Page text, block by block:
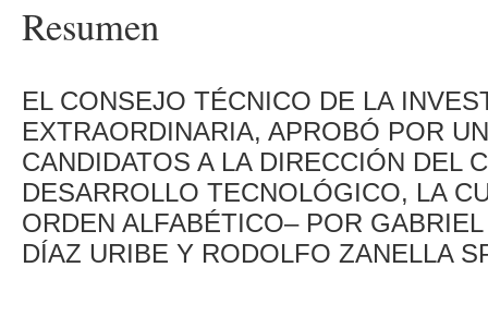
Resumen
EL CONSEJO TÉCNICO DE LA
EXTRAORDINARIA, APROBÓ POR
CANDIDATOS A LA DIRECCIÓN DEL
DESARROLLO TECNOLÓGICO, LA
ORDEN ALFABÉTICO– POR
DÍAZ URIBE Y RODOLFO ZANELLA